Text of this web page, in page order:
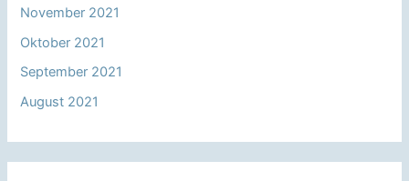
November 2021
Oktober 2021
September 2021
August 2021